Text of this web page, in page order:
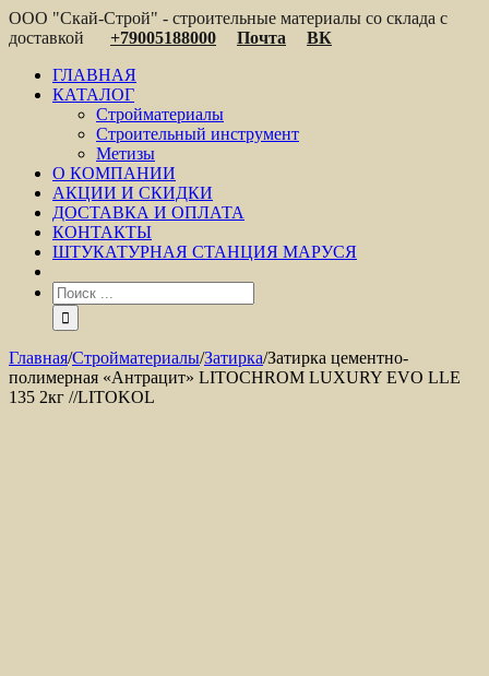
ООО "Скай-Строй" - строительные материалы со склада с
доставкой
+79005188000 Почта
ВК
ГЛАВНАЯ
КАТАЛОГ
Стройматериалы
Строительный инструмент
Метизы
О КОМПАНИИ
АКЦИИ И СКИДКИ
ДОСТАВКА И ОПЛАТА
КОНТАКТЫ
ШТУКАТУРНАЯ СТАНЦИЯ МАРУСЯ
Главная/Стройматериалы/Затирка/Затирка цементно-
полимерная «Антрацит» LITOCHROM LUXURY EVO LLE
135 2кг //LITOKOL